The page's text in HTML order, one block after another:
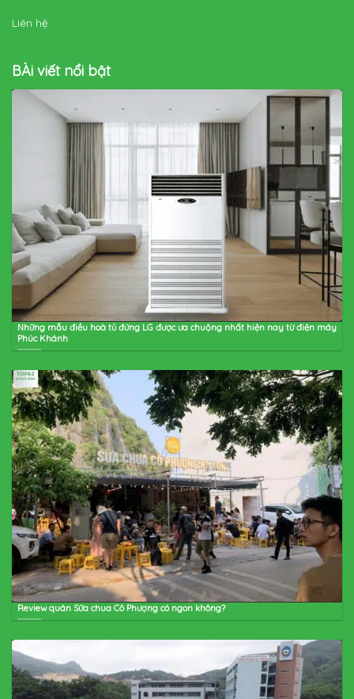
Liên hệ
BÀi viết nổi bật
Những mẫu điều hoà tủ đứng LG được ưa chuộng nhất hiện nay từ điện máy
Phúc Khánh
Review quán Sữa chua Cô Phượng có ngon không?